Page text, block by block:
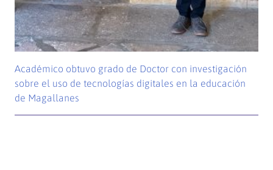
Académico obtuvo grado de Doctor con investigación
sobre el uso de tecnologías digitales en la educación
de Magallanes